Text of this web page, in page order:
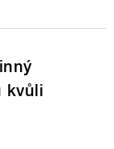
kvůli